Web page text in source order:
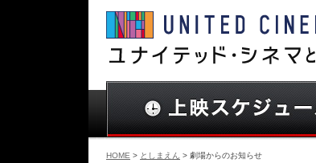
HOME > としまえん > 劇場からのお知らせ